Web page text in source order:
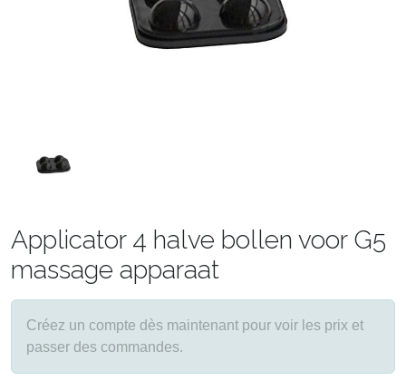
Applicator 4 halve bollen voor G5
massage apparaat
Créez un compte dès maintenant pour voir les prix et
passer des commandes.